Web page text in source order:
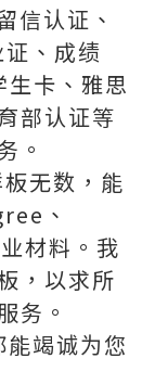
信认证、
、成绩
卡、雅思
部认证等
。
无数，能
、
材料。我
，以求所
务。
竭诚为您